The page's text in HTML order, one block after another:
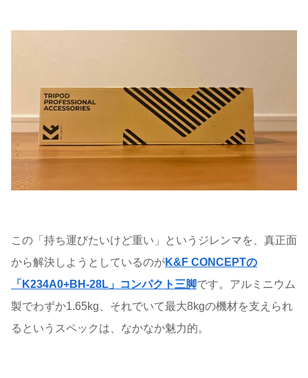
この「持ち運びたいけど重い」というジレンマを、真正面
から解決しようとしているのがK&F CONCEPTの
「K234A0+BH-28L」コンパクト三脚です。アルミニウム
製でわずか1.65kg、それでいて最大8kgの機材を支えられ
るというスペックは、なかなか魅力的。